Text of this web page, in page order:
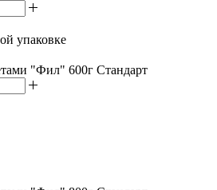
упаковке
"Фил" 600г Стандарт